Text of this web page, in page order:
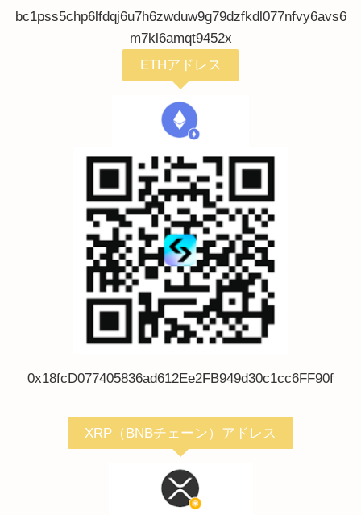
bc1pss5chp6lfdqj6u7h6zwduw9g79dzfkdl077nfvy6avs6
m7kl6amqt9452x
ETHアドレス
0x18fcD077405836ad612Ee2FB949d30c1cc6FF90f
XRP（BNBチェーン）アドレス